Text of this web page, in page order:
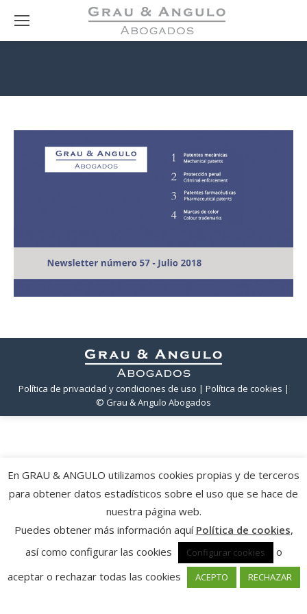
Política de privacidad y condiciones de uso | Política de cookies |
© Grau & Angulo Abogados
En GRAU & ANGULO utilizamos cookies propias y de terceros
para obtener datos estadísticos sobre el uso que se hace de
nuestra página web.
Puedes obtener más información aquí Política de cookies,
así como configurar las cookies
Configurar cookies
o
aceptar o rechazar todas las cookies
ACEPTO RECHAZAR